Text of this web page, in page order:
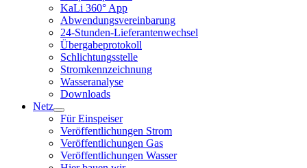
KaLi 360° App
Abwendungsvereinbarung
24-Stunden-Lieferantenwechsel
Übergabeprotokoll
Schlichtungsstelle
Stromkennzeichnung
Wasseranalyse
Downloads
Netz
Für Einspeiser
Veröffentlichungen Strom
Veröffentlichungen Gas
Veröffentlichungen Wasser